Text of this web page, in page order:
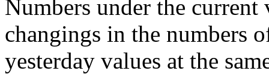
Numbers under the
changings in the numbers
yesterday values at the